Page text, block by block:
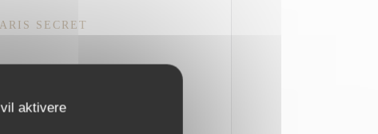
aktivere
SECRET
fondé en 1686,